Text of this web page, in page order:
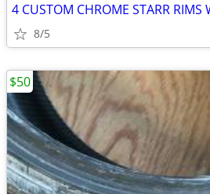
4 CUSTOM CHROME STARR RIMS
8/5
$50